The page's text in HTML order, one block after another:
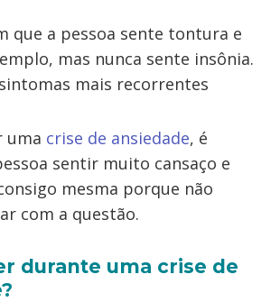
que a pessoa sente tontura e
mas nunca sente insônia.
mais recorrentes
uma crise de ansiedade, é
sentir muito cansaço e
mesma porque não
com a questão.
durante uma crise de